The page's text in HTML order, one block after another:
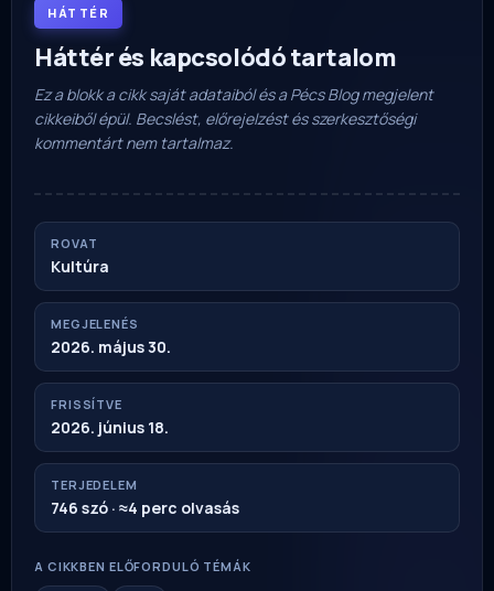
HÁTTÉR
Háttér és kapcsolódó tartalom
Ez a blokk a cikk saját adataiból és a Pécs Blog megjelent
cikkeiből épül. Becslést, előrejelzést és szerkesztőségi
kommentárt nem tartalmaz.
ROVAT
Kultúra
MEGJELENÉS
2026. május 30.
FRISSÍTVE
2026. június 18.
TERJEDELEM
746 szó · ≈4 perc olvasás
A CIKKBEN ELŐFORDULÓ TÉMÁK